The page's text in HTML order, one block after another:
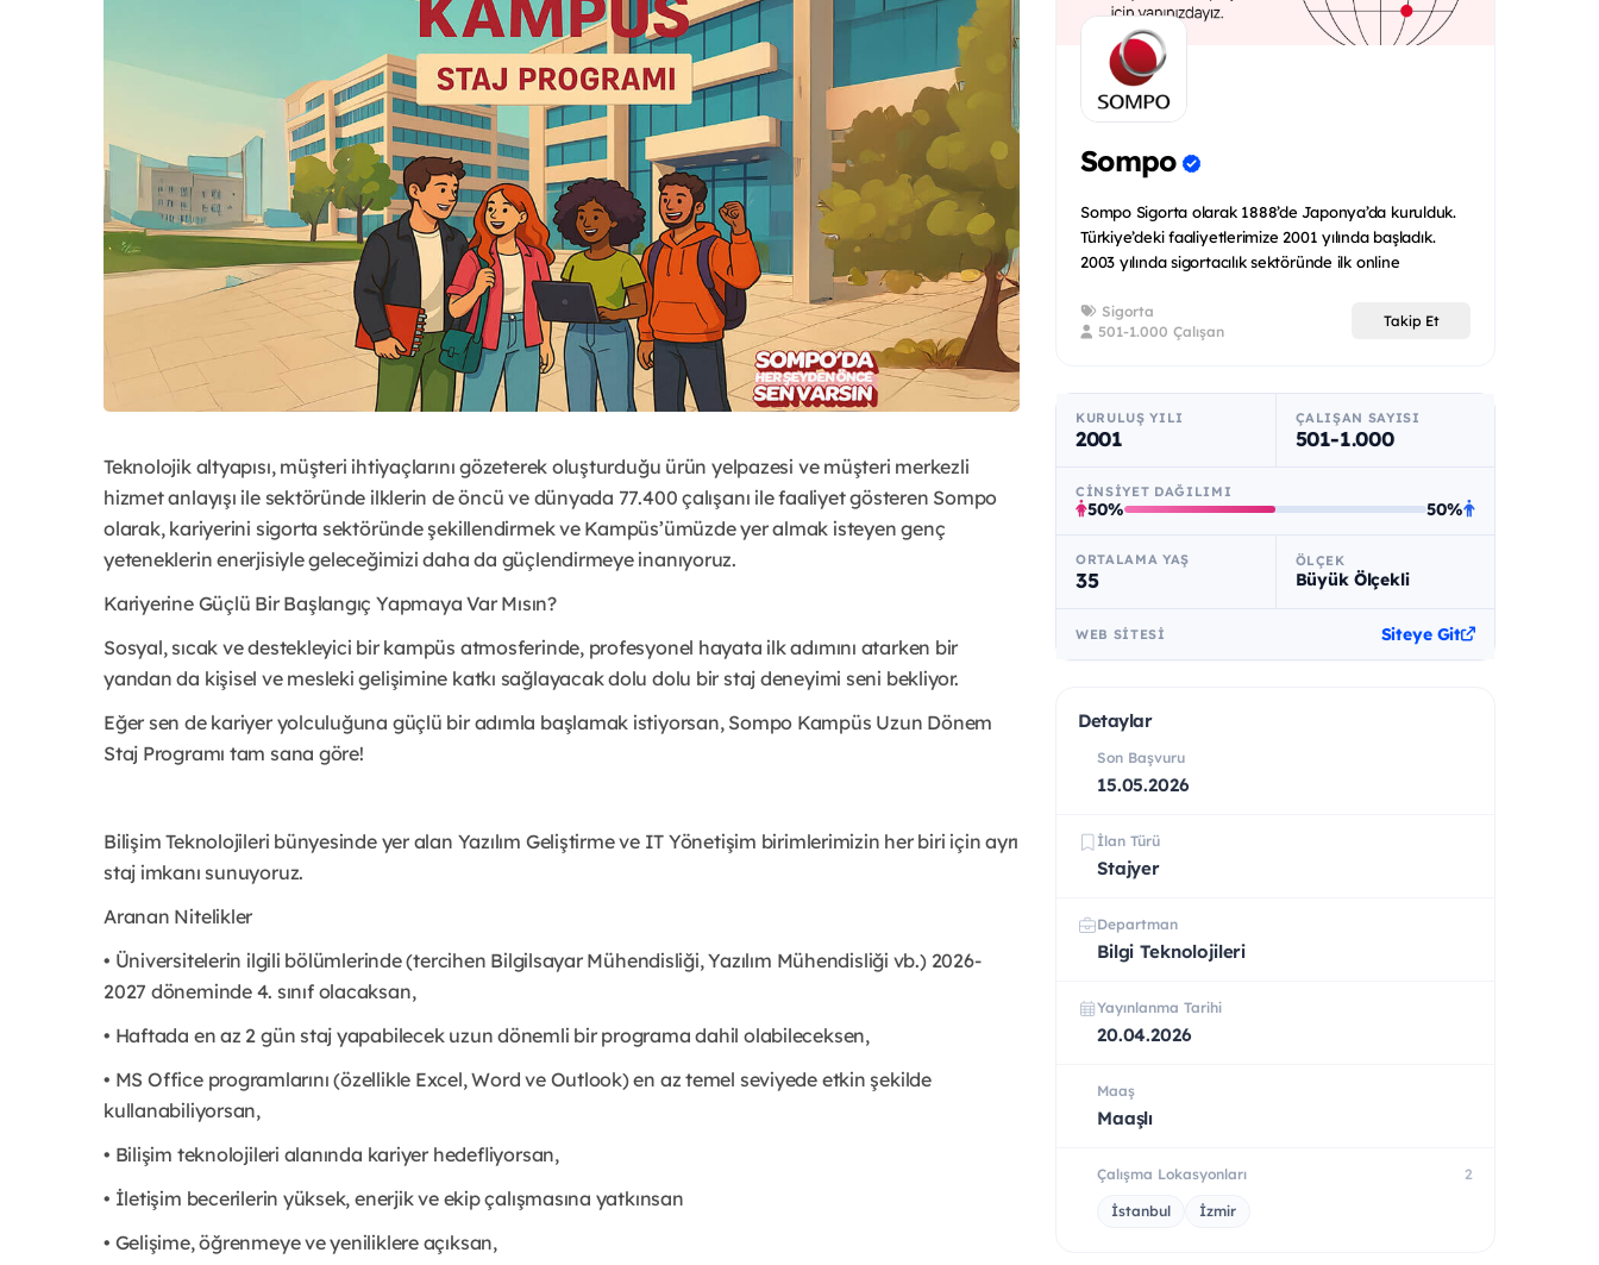
Teknolojik altyapısı, müşteri ihtiyaçlarını gözeterek oluşturduğu ürün yelpazesi ve müşteri merkezli
hizmet anlayışı ile sektöründe ilklerin de öncü ve dünyada 77.400 çalışanı ile faaliyet gösteren Sompo
olarak, kariyerini sigorta sektöründe şekillendirmek ve Kampüs’ümüzde yer almak isteyen genç
yeteneklerin enerjisiyle geleceğimizi daha da güçlendirmeye inanıyoruz.
Kariyerine Güçlü Bir Başlangıç Yapmaya Var Mısın?
Sosyal, sıcak ve destekleyici bir kampüs atmosferinde, profesyonel hayata ilk adımını atarken bir
yandan da kişisel ve mesleki gelişimine katkı sağlayacak dolu dolu bir staj deneyimi seni bekliyor.
Eğer sen de kariyer yolculuğuna güçlü bir adımla başlamak istiyorsan, Sompo Kampüs Uzun Dönem
Staj Programı tam sana göre!
Bilişim Teknolojileri bünyesinde yer alan Yazılım Geliştirme ve IT Yönetişim birimlerimizin her biri için ayrı
staj imkanı sunuyoruz.
Aranan Nitelikler
• Üniversitelerin ilgili bölümlerinde (tercihen Bilgilsayar Mühendisliği, Yazılım Mühendisliği vb.) 2026-
2027 döneminde 4. sınıf olacaksan,
• Haftada en az 2 gün staj yapabilecek uzun dönemli bir programa dahil olabileceksen,
• MS Office programlarını (özellikle Excel, Word ve Outlook) en az temel seviyede etkin şekilde
kullanabiliyorsan,
• Bilişim teknolojileri alanında kariyer hedefliyorsan,
• İletişim becerilerin yüksek, enerjik ve ekip çalışmasına yatkınsan
• Gelişime, öğrenmeye ve yeniliklere açıksan,
Sompo
Sompo Sigorta olarak 1888’de Japonya’da kurulduk.
Türkiye’deki faaliyetlerimize 2001 yılında başladık.
2003 yılında sigortacılık sektöründe ilk online
Sigorta
501-1.000 Çalışan
Takip Et
KURULUŞ YILI
2001
ÇALIŞAN SAYISI
501-1.000
CINSIYET DAĞILIMI
50% 50%
ORTALAMA YAŞ
35
ÖLÇEK
Büyük Ölçekli
WEB SITESI Siteye Git
Detaylar
Son Başvuru
15.05.2026
İlan Türü
Stajyer
Departman
Bilgi Teknolojileri
Yayınlanma Tarihi
20.04.2026
Maaş
Maaşlı
Çalışma Lokasyonları 2
İstanbul İzmir